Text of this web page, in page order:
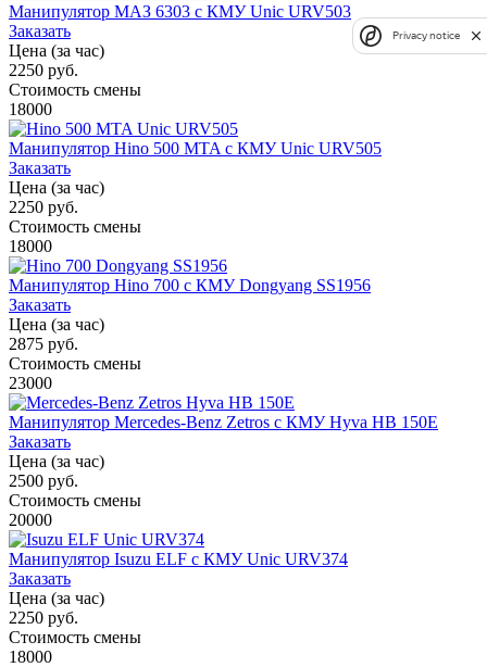
Манипулятор МАЗ 6303 с КМУ Unic URV503
Заказать
Цена (за час)
2250 руб.
Стоимость смены
18000
Манипулятор Hino 500 MTA с КМУ Unic URV505
Заказать
Цена (за час)
2250 руб.
Стоимость смены
18000
Манипулятор Hino 700 с КМУ Dongyang SS1956
Заказать
Цена (за час)
2875 руб.
Стоимость смены
23000
Манипулятор Mercedes-Benz Zetros с КМУ Hyva HB 150E
Заказать
Цена (за час)
2500 руб.
Стоимость смены
20000
Манипулятор Isuzu ELF с КМУ Unic URV374
Заказать
Цена (за час)
2250 руб.
Стоимость смены
18000
Privacy notice